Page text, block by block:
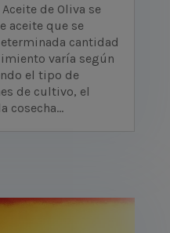
de Oliva se
aceite que se
cantidad
varía según
el tipo de
de cultivo, el
cosecha...